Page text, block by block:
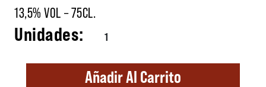
13,5% VOL – 75CL.
Tinto de Luna cantidad
Añadir Al Carrito